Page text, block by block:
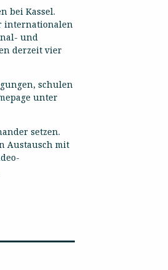
bei Kassel.
internationalen
und
derzeit vier
schulen
unter
setzen.
Austausch mit